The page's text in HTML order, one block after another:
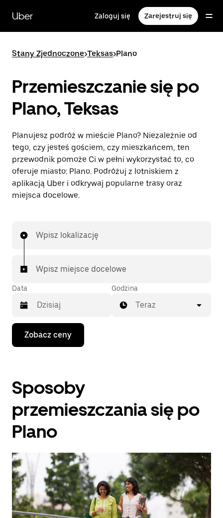
głównej
zawartości
Uber Zaloguj się Zarejestruj się
Stany Zjednoczone>Teksas>Plano
Przemieszczanie się po
Plano, Teksas
Planujesz podróż w mieście Plano? Niezależnie od
tego, czy jesteś gościem, czy mieszkańcem, ten
przewodnik pomoże Ci w pełni wykorzystać to, co
oferuje miasto: Plano. Podróżuj z lotniskiem z
aplikacją Uber i odkrywaj popularne trasy oraz
miejsca docelowe.
Wpisz lokalizację
Wpisz miejsce docelowe
Data
Naciśnij
klawisz
strzałki
do
kalendarza
datę.
Naciśnij
klawisz
„Escape”,
zamknąć
kalendarz.
Godzina
Teraz
Zobacz ceny
Sposoby
przemieszczania się po
Plano